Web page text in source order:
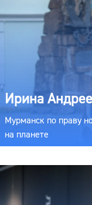
Ирина
Мурманск по праву
на планете